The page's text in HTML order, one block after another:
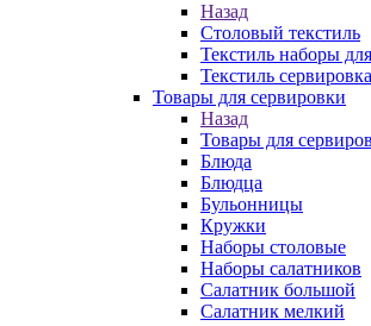
Назад
Столовый текстиль
Текстиль наборы
Текстиль сервировка
Товары для сервировки
Назад
Товары для
Блюда
Блюдца
Бульонницы
Кружки
Наборы столовые
Наборы салатников
Салатник большой
Салатник мелкий